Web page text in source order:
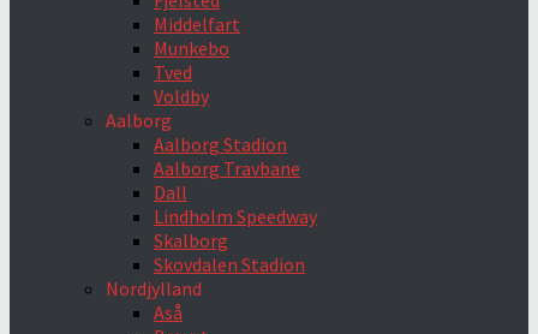
Middelfart
Munkebo
Tved
Voldby
Aalborg
Aalborg Stadion
Aalborg Travbane
Dall
Lindholm Speedway
Skalborg
Skovdalen Stadion
Nordjylland
Aså